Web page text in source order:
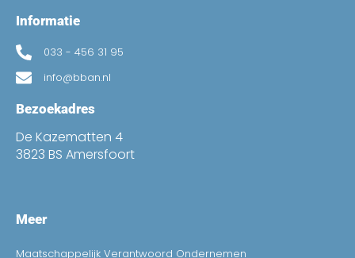
Informatie
033 - 456 31 95
info@bban.nl
Bezoekadres
De Kazematten 4
3823 BS Amersfoort
Meer
Maatschappelijk Verantwoord Ondernemen